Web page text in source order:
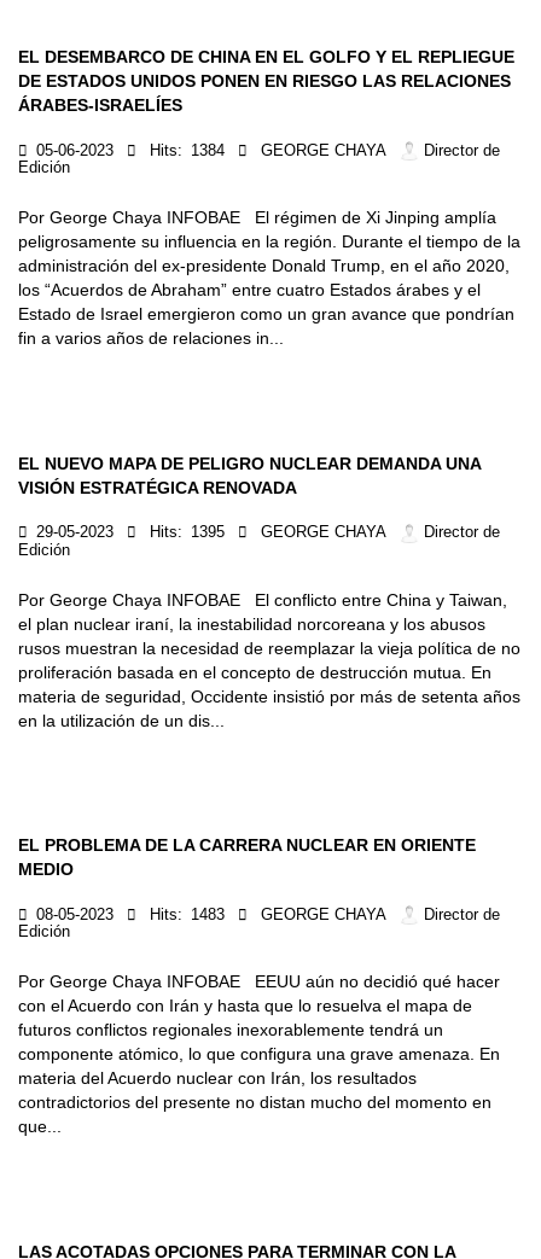
EL DESEMBARCO DE CHINA EN EL GOLFO Y EL REPLIEGUE
DE ESTADOS UNIDOS PONEN EN RIESGO LAS RELACIONES
ÁRABES-ISRAELÍES
05-06-2023 Hits: 1384 GEORGE CHAYA
Director de
Edición
Por George Chaya INFOBAE El régimen de Xi Jinping amplía
peligrosamente su influencia en la región. Durante el tiempo de la
administración del ex-presidente Donald Trump, en el año 2020,
los “Acuerdos de Abraham” entre cuatro Estados árabes y el
Estado de Israel emergieron como un gran avance que pondrían
fin a varios años de relaciones in...
EL NUEVO MAPA DE PELIGRO NUCLEAR DEMANDA UNA
VISIÓN ESTRATÉGICA RENOVADA
29-05-2023 Hits: 1395 GEORGE CHAYA
Director de
Edición
Por George Chaya INFOBAE El conflicto entre China y Taiwan,
el plan nuclear iraní, la inestabilidad norcoreana y los abusos
rusos muestran la necesidad de reemplazar la vieja política de no
proliferación basada en el concepto de destrucción mutua. En
materia de seguridad, Occidente insistió por más de setenta años
en la utilización de un dis...
EL PROBLEMA DE LA CARRERA NUCLEAR EN ORIENTE
MEDIO
08-05-2023 Hits: 1483 GEORGE CHAYA
Director de
Edición
Por George Chaya INFOBAE EEUU aún no decidió qué hacer
con el Acuerdo con Irán y hasta que lo resuelva el mapa de
futuros conflictos regionales inexorablemente tendrá un
componente atómico, lo que configura una grave amenaza. En
materia del Acuerdo nuclear con Irán, los resultados
contradictorios del presente no distan mucho del momento en
que...
LAS ACOTADAS OPCIONES PARA TERMINAR CON LA